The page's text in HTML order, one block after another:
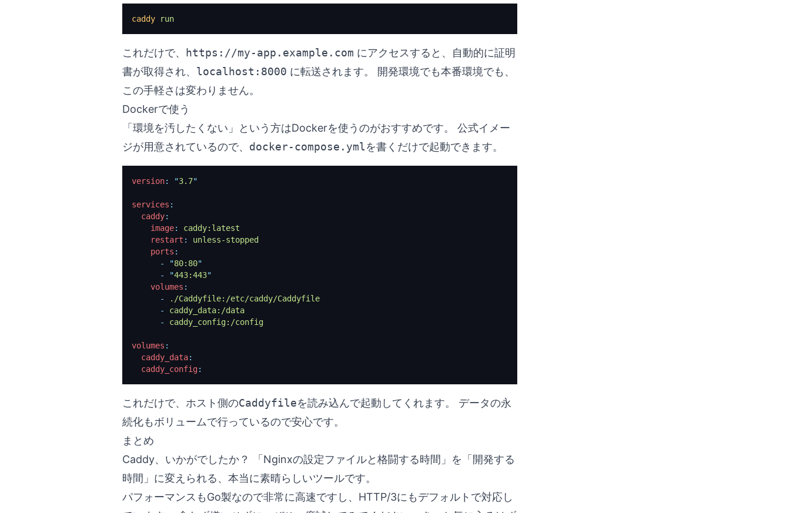
caddy run
これだけで、 https://my-app.example.com にアクセスすると、自動的に証明
書が取得され、 localhost:8000 に転送されます。 開発環境でも本番環境でも、
この手軽さは変わりません。
Dockerで使う
「環境を汚したくない」という方はDockerを使うのがおすすめです。 公式イメー
ジが用意されているので、 docker-compose.ymlを書くだけで起動できます。
version: "3.7"
services :
  caddy
:
    image
:
caddy:latest
    restart
:
unless-stopped
    ports
:
      -
"80:80"
      -
"443:443"
    volumes
:
      -
./Caddyfile:/etc/caddy/Caddyfile
      -
caddy_data:/data
      -
caddy_config:/config
volumes :
  caddy_data
:
  caddy_config
:
これだけで、ホスト側のCaddyfileを読み込んで起動してくれます。 データの永
続化もボリュームで行っているので安心です。
まとめ
Caddy、いかがでしたか？ 「Nginxの設定ファイルと格闘する時間」を「開発する
時間」に変えられる、本当に素晴らしいツールです。
パフォーマンスもGo製なので非常に高速ですし、HTTP/3にもデフォルトで対応し